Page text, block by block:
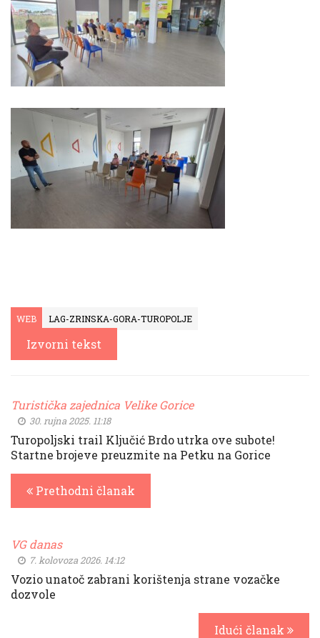
WEB LAG-ZRINSKA-GORA-TUROPOLJE
Izvorni tekst
Turistička zajednica Velike Gorice
30. rujna 2025. 11:18
Turopoljski trail Ključić Brdo utrka ove subote!
Startne brojeve preuzmite na Petku na Gorice
Prethodni članak
VG danas
7. kolovoza 2026. 14:12
Vozio unatoč zabrani korištenja strane vozačke
dozvole
Idući članak